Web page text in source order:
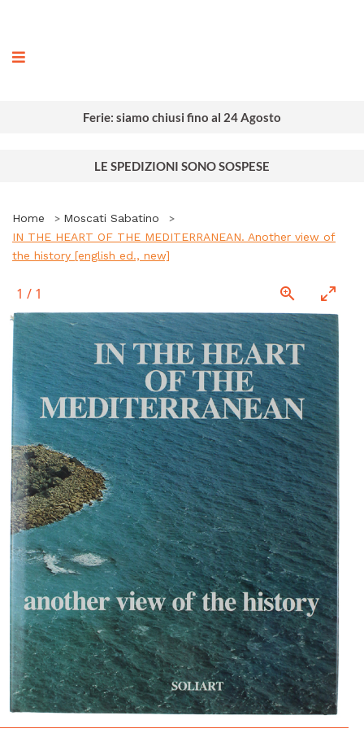
Ferie: siamo chiusi fino al 24 Agosto
LE SPEDIZIONI SONO SOSPESE
Home
Moscati Sabatino
IN THE HEART OF THE MEDITERRANEAN. Another view of
the history [english ed., new]
1 / 1